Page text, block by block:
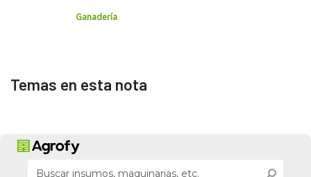
Ganadería
Temas en esta nota